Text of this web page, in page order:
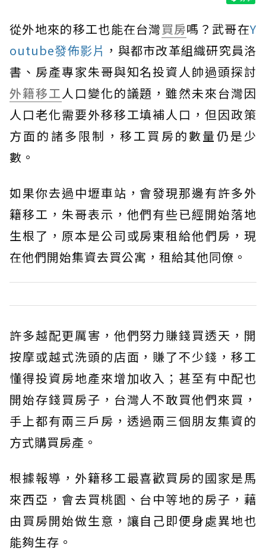
從外地來的移工也能在台灣買房嗎？武哥在Y
outube發佈影片 ，與都市改革組織研究員洛
書、房產專家朱哥與知名投資人帥過頭探討
外籍移工人口變化的議題，雖然未來台灣因
人口老化需要外移移工填補人口，但因政策
方面的諸多限制，移工買房的數量仍是少
數。
如果你去過中壢車站，會發現那邊有許多外
籍移工，朱哥表示，他們有些已經開始落地
生根了，原本是公司或房東租給他們房，現
在他們開始集資去買公寓，租給其他同僚。
許多越配更厲害，他們努力賺錢買透天，開
按摩或越式洗頭的店面，賺了不少錢，移工
懂得投資房地產來增加收入；甚至有中配也
開始存錢買房子，台灣人不敢買他們來買，
手上都有兩三戶房，透過兩三個朋友集資的
方式購買房產。
根據報導，外籍移工最喜歡買房的國家是馬
來西亞，會去買桃園、台中等地的房子，藉
由買房開始做生意，讓自己即便身處異地也
能夠生存。